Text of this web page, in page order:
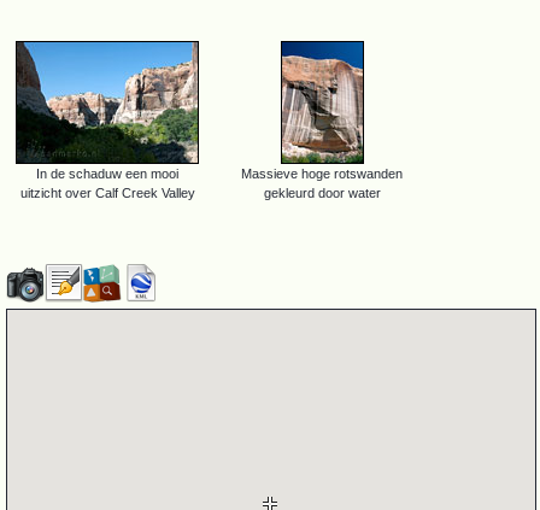
In de schaduw een mooi
uitzicht over Calf Creek Valley
Massieve hoge rotswanden
gekleurd door water